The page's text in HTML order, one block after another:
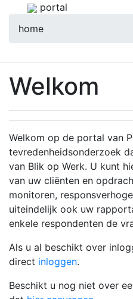
portal
home
Welkom
Welkom op de portal van
tevredenheidsonderzoek
van Blik op Werk. U kunt
van uw cliënten en
monitoren,
uiteindelijk ook uw
enkele respondenten de
Als u al beschikt over
direct inloggen.
Beschikt u nog niet over